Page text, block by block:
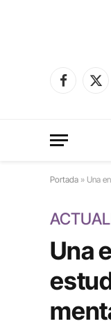
Facebook
X
Portada » Una
Una